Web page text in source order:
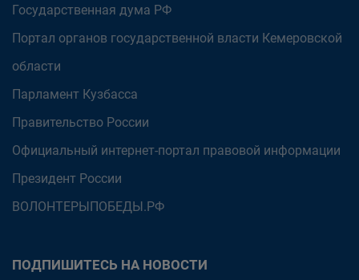
Государственная дума РФ
Портал органов государственной власти Кемеровской
области
Парламент Кузбасса
Правительство России
Официальный интернет-портал правовой информации
Президент России
ВОЛОНТЕРЫПОБЕДЫ.РФ
ПОДПИШИТЕСЬ НА НОВОСТИ